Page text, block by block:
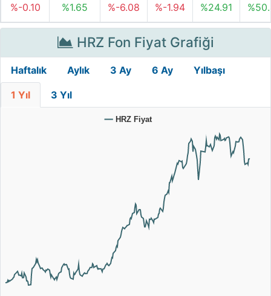
%-0.10 %1.65 %-6.08 %-1.94 %24.91
HRZ Fon Fiyat Grafiği
Haftalık Aylık 3 Ay 6 Ay Yılbaşı
1 Yıl 3 Yıl